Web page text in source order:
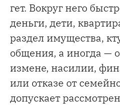
гет. Вокруг него
деньги, дети,
раздел имущества,
общения, а иногда —
измене, насилии,
или отказе от
допускает